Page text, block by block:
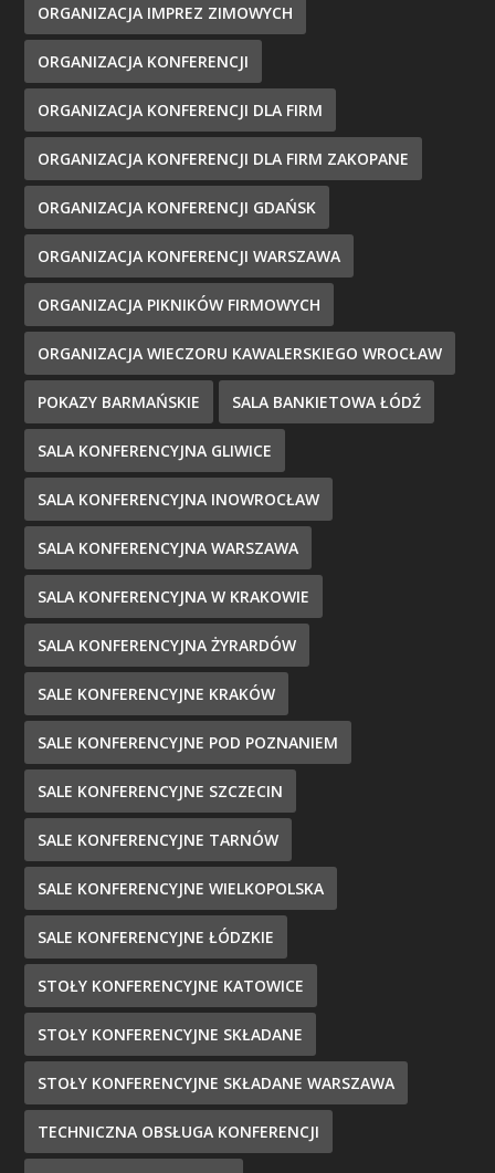
ORGANIZACJA IMPREZ ZIMOWYCH
ORGANIZACJA KONFERENCJI
ORGANIZACJA KONFERENCJI DLA FIRM
ORGANIZACJA KONFERENCJI DLA FIRM ZAKOPANE
ORGANIZACJA KONFERENCJI GDAŃSK
ORGANIZACJA KONFERENCJI WARSZAWA
ORGANIZACJA PIKNIKÓW FIRMOWYCH
ORGANIZACJA WIECZORU KAWALERSKIEGO WROCŁAW
POKAZY BARMAŃSKIE SALA BANKIETOWA ŁÓDŹ
SALA KONFERENCYJNA GLIWICE
SALA KONFERENCYJNA INOWROCŁAW
SALA KONFERENCYJNA WARSZAWA
SALA KONFERENCYJNA W KRAKOWIE
SALA KONFERENCYJNA ŻYRARDÓW
SALE KONFERENCYJNE KRAKÓW
SALE KONFERENCYJNE POD POZNANIEM
SALE KONFERENCYJNE SZCZECIN
SALE KONFERENCYJNE TARNÓW
SALE KONFERENCYJNE WIELKOPOLSKA
SALE KONFERENCYJNE ŁÓDZKIE
STOŁY KONFERENCYJNE KATOWICE
STOŁY KONFERENCYJNE SKŁADANE
STOŁY KONFERENCYJNE SKŁADANE WARSZAWA
TECHNICZNA OBSŁUGA KONFERENCJI